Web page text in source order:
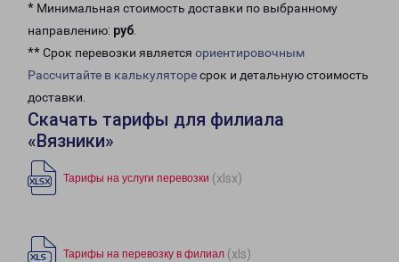
* Минимальная стоимость доставки по выбранному
направлению: руб.
** Срок перевозки является ориентировочным
Рассчитайте в калькуляторесрок и детальную стоимость
доставки.
Скачать тарифы для филиала
«Вязники»
Тарифы на услуги перевозки (xlsx)
Тарифы на перевозку в филиал (xls)